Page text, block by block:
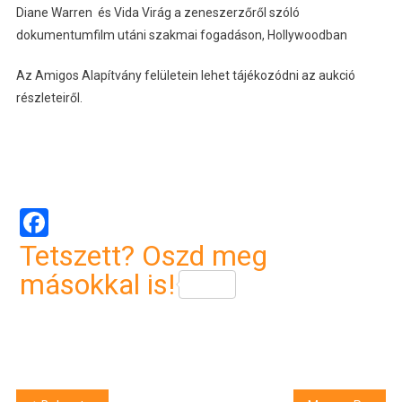
Diane Warren és Vida Virág a zeneszerzőről szóló
dokumentumfilm utáni szakmai fogadáson, Hollywoodban
Az Amigos Alapítvány felületein lehet tájékozódni az aukció
részleteiről.
Facebook
Tetszett? Oszd meg
másokkal is!